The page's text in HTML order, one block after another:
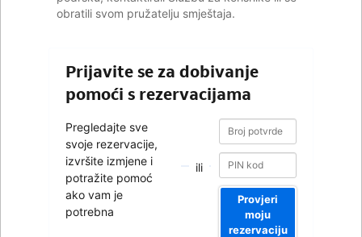
obratili svom pružatelju smještaja.
Prijavite se za dobivanje
pomoći s rezervacijama
Pregledajte sve
svoje rezervacije,
izvršite izmjene i
potražite pomoć
ako vam je
potrebna
ili
Broj
potvrde
Broj
potvrde
Provjeri
moju
rezervaciju